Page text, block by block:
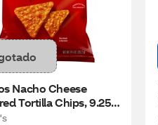
Nacho Cheese
Tortilla Chips, 9.25